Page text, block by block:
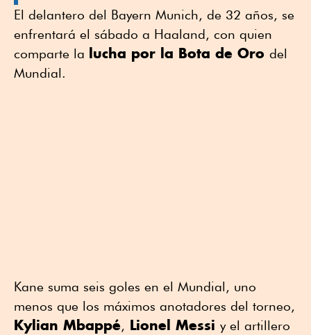
El delantero del Bayern Munich, de 32 años, se
enfrentará el sábado a Haaland, con quien
comparte la
lucha por la Bota de Oro del
Mundial.
Kane suma seis goles en el Mundial, uno
menos que los máximos anotadores del torneo,
Kylian Mbappé, Lionel Messi y el artillero